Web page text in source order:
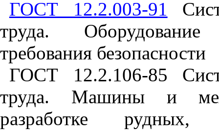
ГОСТ 12.2.003-91
труда.
требования безопасности
ГОСТ 12.2.106-85
труда. Машины и
разработке